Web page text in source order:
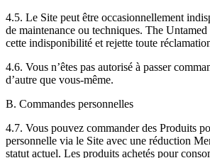
4.5. Le Site peut être occasionnellement
de maintenance ou techniques. The Untamed
cette indisponibilité et rejette toute
4.6. Vous n’êtes pas autorisé à passer
d’autre que vous-même.
B. Commandes personnelles
4.7. Vous pouvez commander des Produits
personnelle via le Site avec une réduction
statut actuel. Les produits achetés pour